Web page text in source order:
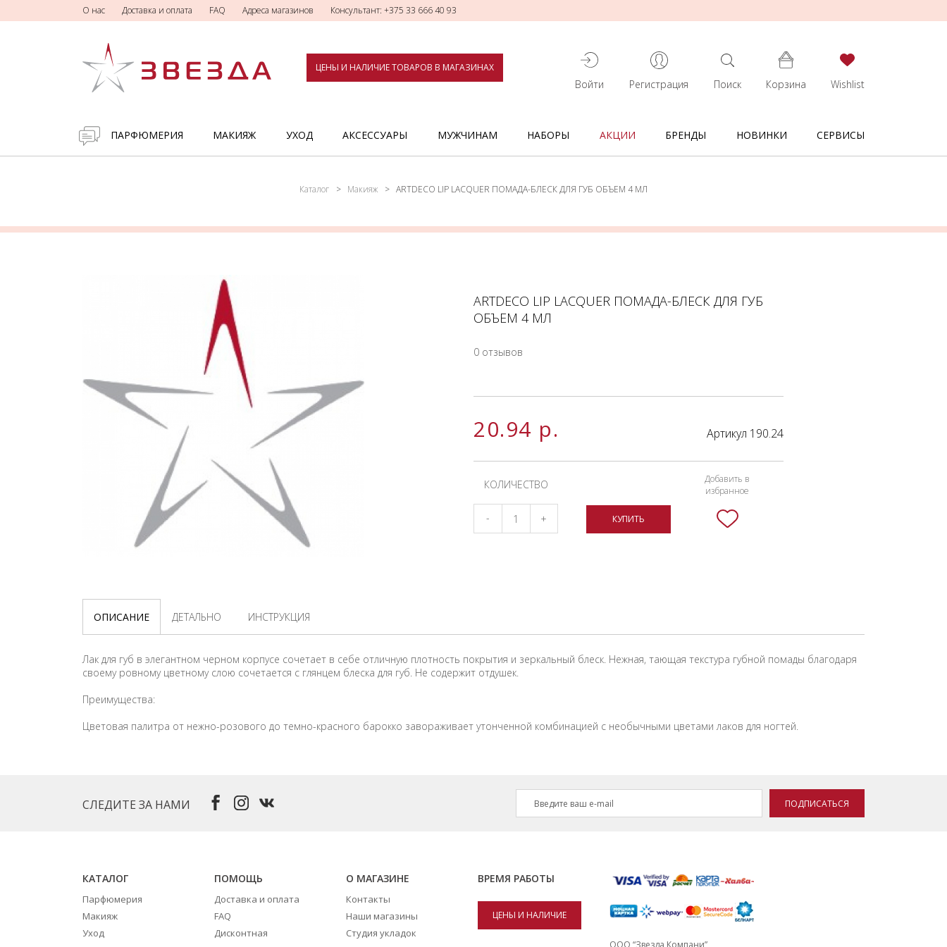
О нас Доставка и оплата FAQ Адреса магазинов Консультант: +375 33 666 40 93
ЦЕНЫ И НАЛИЧИЕ ТОВАРОВ В МАГАЗИНАХ
Войти Регистрация Поиск Корзина Wishlist
ПАРФЮМЕРИЯ МАКИЯЖ УХОД АКСЕССУАРЫ МУЖЧИНАМ НАБОРЫ АКЦИИ БРЕНДЫ НОВИНКИ СЕРВИСЫ
Каталог Макияж ARTDECO LIP LACQUER ПОМАДА-БЛЕСК ДЛЯ ГУБ ОБЪЕМ 4 МЛ
ARTDECO LIP LACQUER ПОМАДА-БЛЕСК ДЛЯ ГУБ
ОБЪЕМ 4 МЛ
0 отзывов
20.94 р. Артикул 190.24
КОЛИЧЕСТВО
- + КУПИТЬ
Добавить в
избранное
ОПИСАНИЕ ДЕТАЛЬНО ИНСТРУКЦИЯ
Лак для губ в элегантном черном корпусе сочетает в себе отличную плотность покрытия и зеркальный блеск. Нежная, тающая текстура губной помады благодаря
своему ровному цветному слою сочетается с глянцем блеска для губ. Не содержит отдушек.
Преимущества:
Цветовая палитра от нежно-розового до темно-красного барокко завораживает утонченной комбинацией с необычными цветами лаков для ногтей.
СЛЕДИТЕ ЗА НАМИ ПОДПИСАТЬСЯ
КАТАЛОГ
Парфюмерия
Макияж
Уход
ПОМОЩЬ
Доставка и оплата
FAQ
Дисконтная
О МАГАЗИНЕ
Контакты
Наши магазины
Студия укладок
ВРЕМЯ РАБОТЫ
ЦЕНЫ И НАЛИЧИЕ
ООО “Звезда Компани”